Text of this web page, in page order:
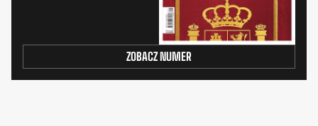
ZOBACZ NUMER